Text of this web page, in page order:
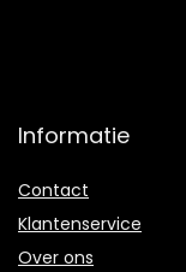
Informatie
Contact
Klantenservice
Over ons